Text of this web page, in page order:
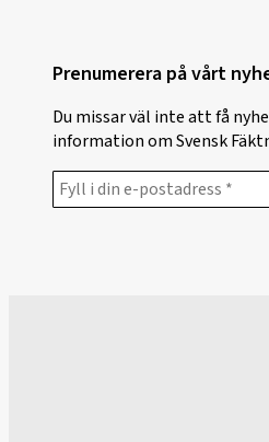
Prenumerera på vårt
Du missar väl inte att få
information om Svensk